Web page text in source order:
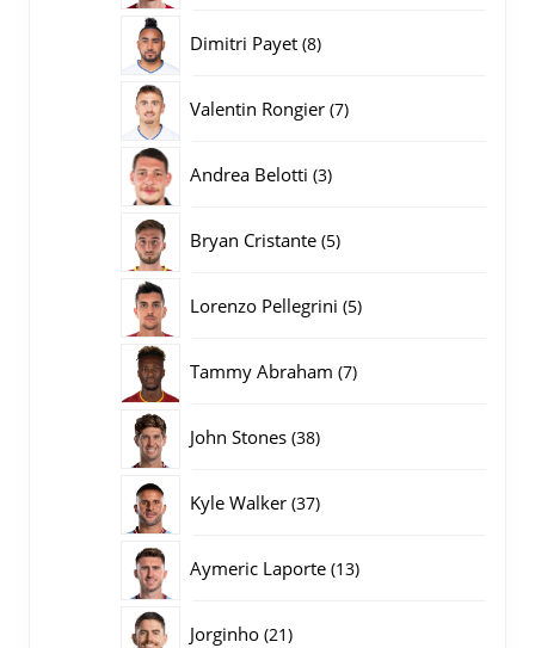
Dimitri Payet 88
Valentin Rongier 77
Andrea Belotti 33
Bryan Cristante 55
Lorenzo Pellegrini 55
Tammy Abraham 77
John Stones 3838
Kyle Walker 3737
Aymeric Laporte 1313
Jorginho 2121